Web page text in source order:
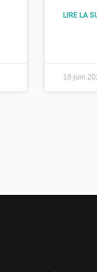
LIRE LA
18 juin